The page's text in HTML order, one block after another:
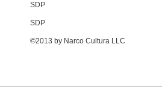
SDP
SDP
©2013 by Narco Cultura LLC